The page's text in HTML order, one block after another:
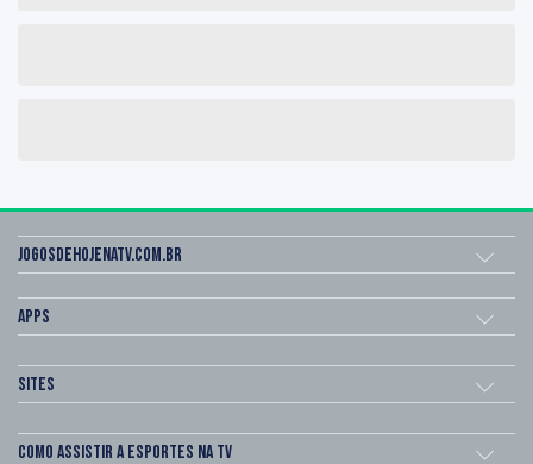
Jogosdehojenatv.com.br
Apps
Sites
Como assistir a esportes na TV